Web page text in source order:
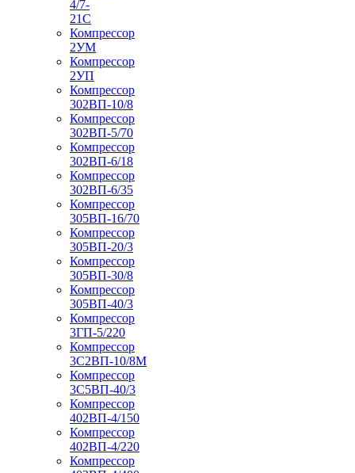
4/7-
21С
Компрессор
2УМ
Компрессор
2УП
Компрессор
302ВП-10/8
Компрессор
302ВП-5/70
Компрессор
302ВП-6/18
Компрессор
302ВП-6/35
Компрессор
305ВП-16/70
Компрессор
305ВП-20/3
Компрессор
305ВП-30/8
Компрессор
305ВП-40/3
Компрессор
3ГП-5/220
Компрессор
3С2ВП-10/8М
Компрессор
3С5ВП-40/3
Компрессор
402ВП-4/150
Компрессор
402ВП-4/220
Компрессор